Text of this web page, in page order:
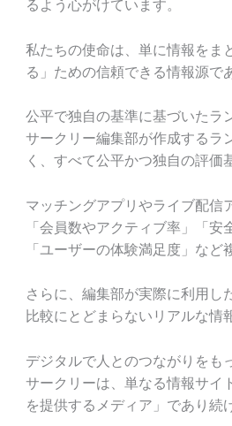
るよう心がけています。
私たちの使命は、単に情報をま
る」ための信頼できる情報源で
公平で独自の基準に基づいたラ
サークリー編集部が作成するラ
く、すべて公平かつ独自の評価
マッチングアプリやライブ配信
「会員数やアクティブ率」「
「ユーザーの体験満足度」など
さらに、編集部が実際に利用し
比較にとどまらないリアルな情
デジタルで人とのつながりをも
サークリーは、単なる情報サイ
を提供するメディア」であり続